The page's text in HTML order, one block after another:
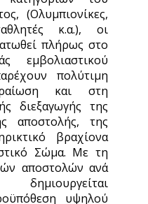
(Ολυμπιονίκες,
κ.α.), οι
πλήρως στο
εμβολιαστικού
πολύτιμη
και στη
διεξαγωγής της
αποστολής, της
βραχίονα
Σώμα. Με τη
αποστολών ανά
υψηλού